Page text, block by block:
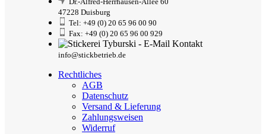
47228 Duisburg
Tel: +49 (0) 20 65 96 00 90
Fax: +49 (0) 20 65 96 00 929
info@stickbetrieb.de
Rechtliches
AGB
Datenschutz
Versand & Lieferung
Zahlungsweisen
Widerruf